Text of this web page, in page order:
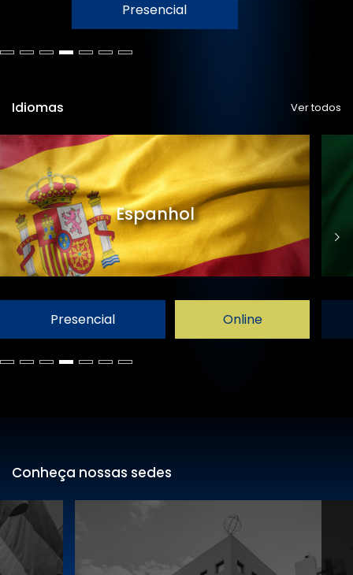
Presencial
Idiomas Ver todos
Espanhol
Presencial Online
Conheça nossas sedes